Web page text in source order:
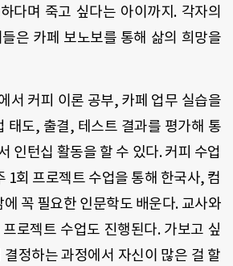
다며 죽고 싶다는 아이까지. 각자의
은 카페 보노보를 통해 삶의 희망을
서 커피 이론 공부, 카페 업무 실습을
태도, 출결, 테스트 결과를 평가해 통
인턴십 활동을 할 수 있다. 커피 수업
1회 프로젝트 수업을 통해 한국사, 컴
꼭 필요한 인문학도 배운다. 교사와
로젝트 수업도 진행된다. 가보고 싶
정하는 과정에서 자신이 많은 걸 할